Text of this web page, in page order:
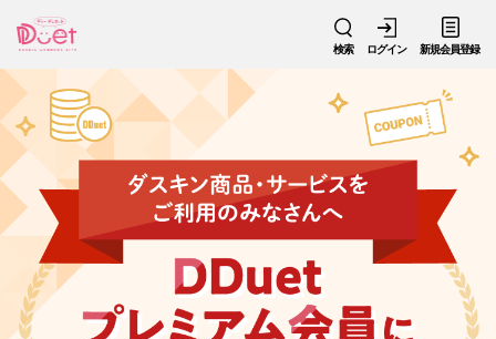
検索 ログイン 新規会員登録